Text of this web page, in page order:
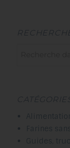
RECHERCHE
CATÉGORIES